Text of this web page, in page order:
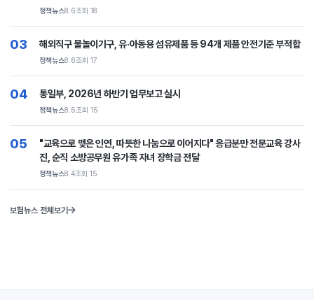
정책뉴스8.6조회 18
03 해외직구 물놀이기구, 유·아동용 섬유제품 등 94개 제품 안전기준 부적합
정책뉴스8.6조회 17
04 통일부, 2026년 하반기 업무보고 실시
정책뉴스8.5조회 15
05
"교육으로 맺은 인연, 따뜻한 나눔으로 이어지다" 응급분만 전문교육 강사
진, 순직 소방공무원 유가족 자녀 장학금 전달
정책뉴스8.4조회 15
보험뉴스 전체보기